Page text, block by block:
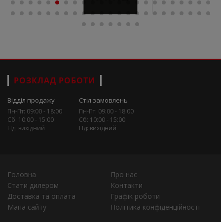
РОЗКЛАД РОБОТИ
Відділ продажу
Пн-Пт: 09:00 - 18:00
Сб: 10:00 - 15:00
Нд: вихідний
Стіл замовлень
Пн-Пт: 09:00 - 18:00
Сб: 10:00 - 15:00
Нд: вихідний
Головна
Про нас
Стати дилером
Контакти
Доставка та оплата
Графік роботи
Мапа сайту
Політика конфіденційності